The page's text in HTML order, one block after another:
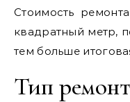
Стоимость
квадратный метр,
тем больше
Тип